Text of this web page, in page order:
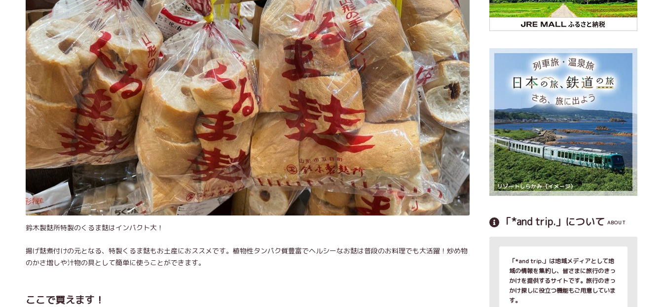
鈴木製麩所特製のくるま麩はインパクト大！
揚げ麩煮付けの元となる、特製くるま麩もお土産におススメです。植物性タンパク質豊富でヘルシーなお麩は普段のお料理でも大活躍！炒め物
のかさ増しや汁物の具として簡単に使うことができます。
ここで買えます！
「*and trip.」について ABOUT
「*and trip.」は地域メディアとして地
域の情報を集約し、皆さまに旅行のきっ
かけを提供するサイトです。旅行のきっ
かけ探しに役立つ機能もご用意していま
す。